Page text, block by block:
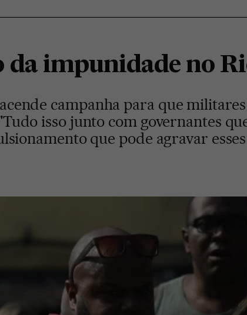
da impunidade no
campanha para que
isso junto com governantes
que pode agravar